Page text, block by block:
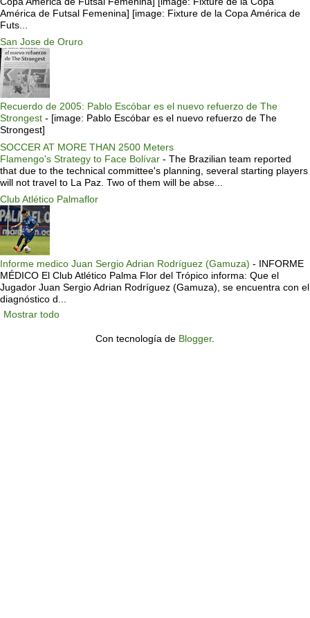
América de Futsal Femenina] [image: Fixture de la Copa América de
Futs...
San Jose de Oruro
Recuerdo de 2005: Pablo Escóbar es el nuevo refuerzo de The
Strongest - [image: Pablo Escóbar es el nuevo refuerzo de The
Strongest]
SOCCER AT MORE THAN 2500 Meters
Flamengo's Strategy to Face Bolívar - The Brazilian team reported
that due to the technical committee's planning, several starting players
will not travel to La Paz. Two of them will be abse...
Club Atlético Palmaflor
Informe medico Juan Sergio Adrian Rodríguez (Gamuza) - INFORME
MÉDICO El Club Atlético Palma Flor del Trópico informa: Que el
Jugador Juan Sergio Adrian Rodríguez (Gamuza), se encuentra con el
diagnóstico d...
Mostrar todo
Con tecnología de Blogger.